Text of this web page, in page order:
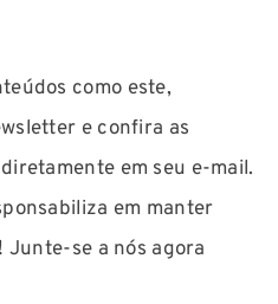
como este,
e confira as
em seu e-mail.
em manter
se a nós agora